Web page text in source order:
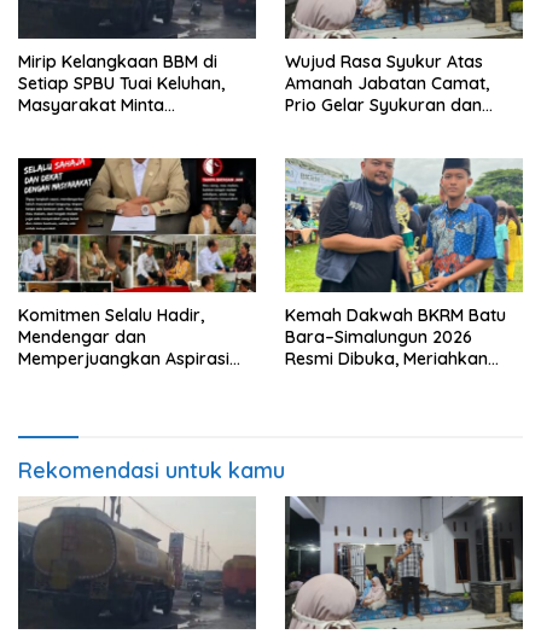
Mirip Kelangkaan BBM di
Setiap SPBU Tuai Keluhan,
Masyarakat Minta
Wujud Rasa Syukur Atas
Amanah Jabatan Camat,
Prio Gelar Syukuran dan
Komitmen Selalu Hadir,
Mendengar dan
Memperjuangkan Aspirasi
Kemah Dakwah BKRM Batu
Bara–Simalungun 2026
Resmi Dibuka, Meriahkan
Rekomendasi untuk kamu